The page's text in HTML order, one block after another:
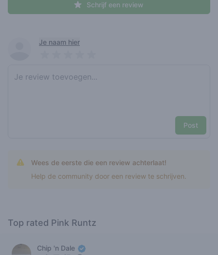
Schrijf een review
Recent reviews
Je naam hier
Post
Wees de eerste die een review achterlaat!
Help de community door een review te schrijven.
Top rated Pink Runtz
Chip 'n Dale